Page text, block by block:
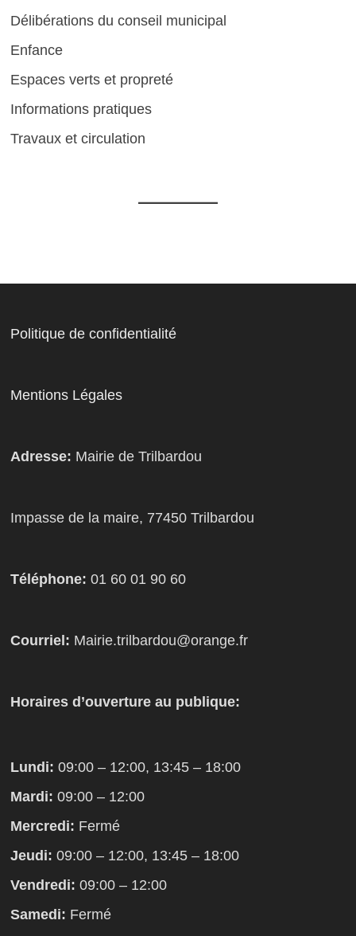
Délibérations du conseil municipal
Enfance
Espaces verts et propreté
Informations pratiques
Travaux et circulation
Politique de confidentialité
Mentions Légales
Adresse: Mairie de Trilbardou
Impasse de la maire, 77450 Trilbardou
Téléphone: 01 60 01 90 60
Courriel: Mairie.trilbardou@orange.fr
Horaires d’ouverture au publique:
Lundi: 09:00 – 12:00, 13:45 – 18:00
Mardi: 09:00 – 12:00
Mercredi: Fermé
Jeudi: 09:00 – 12:00, 13:45 – 18:00
Vendredi: 09:00 – 12:00
Samedi: Fermé